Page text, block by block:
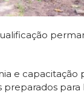
e capacitação
para